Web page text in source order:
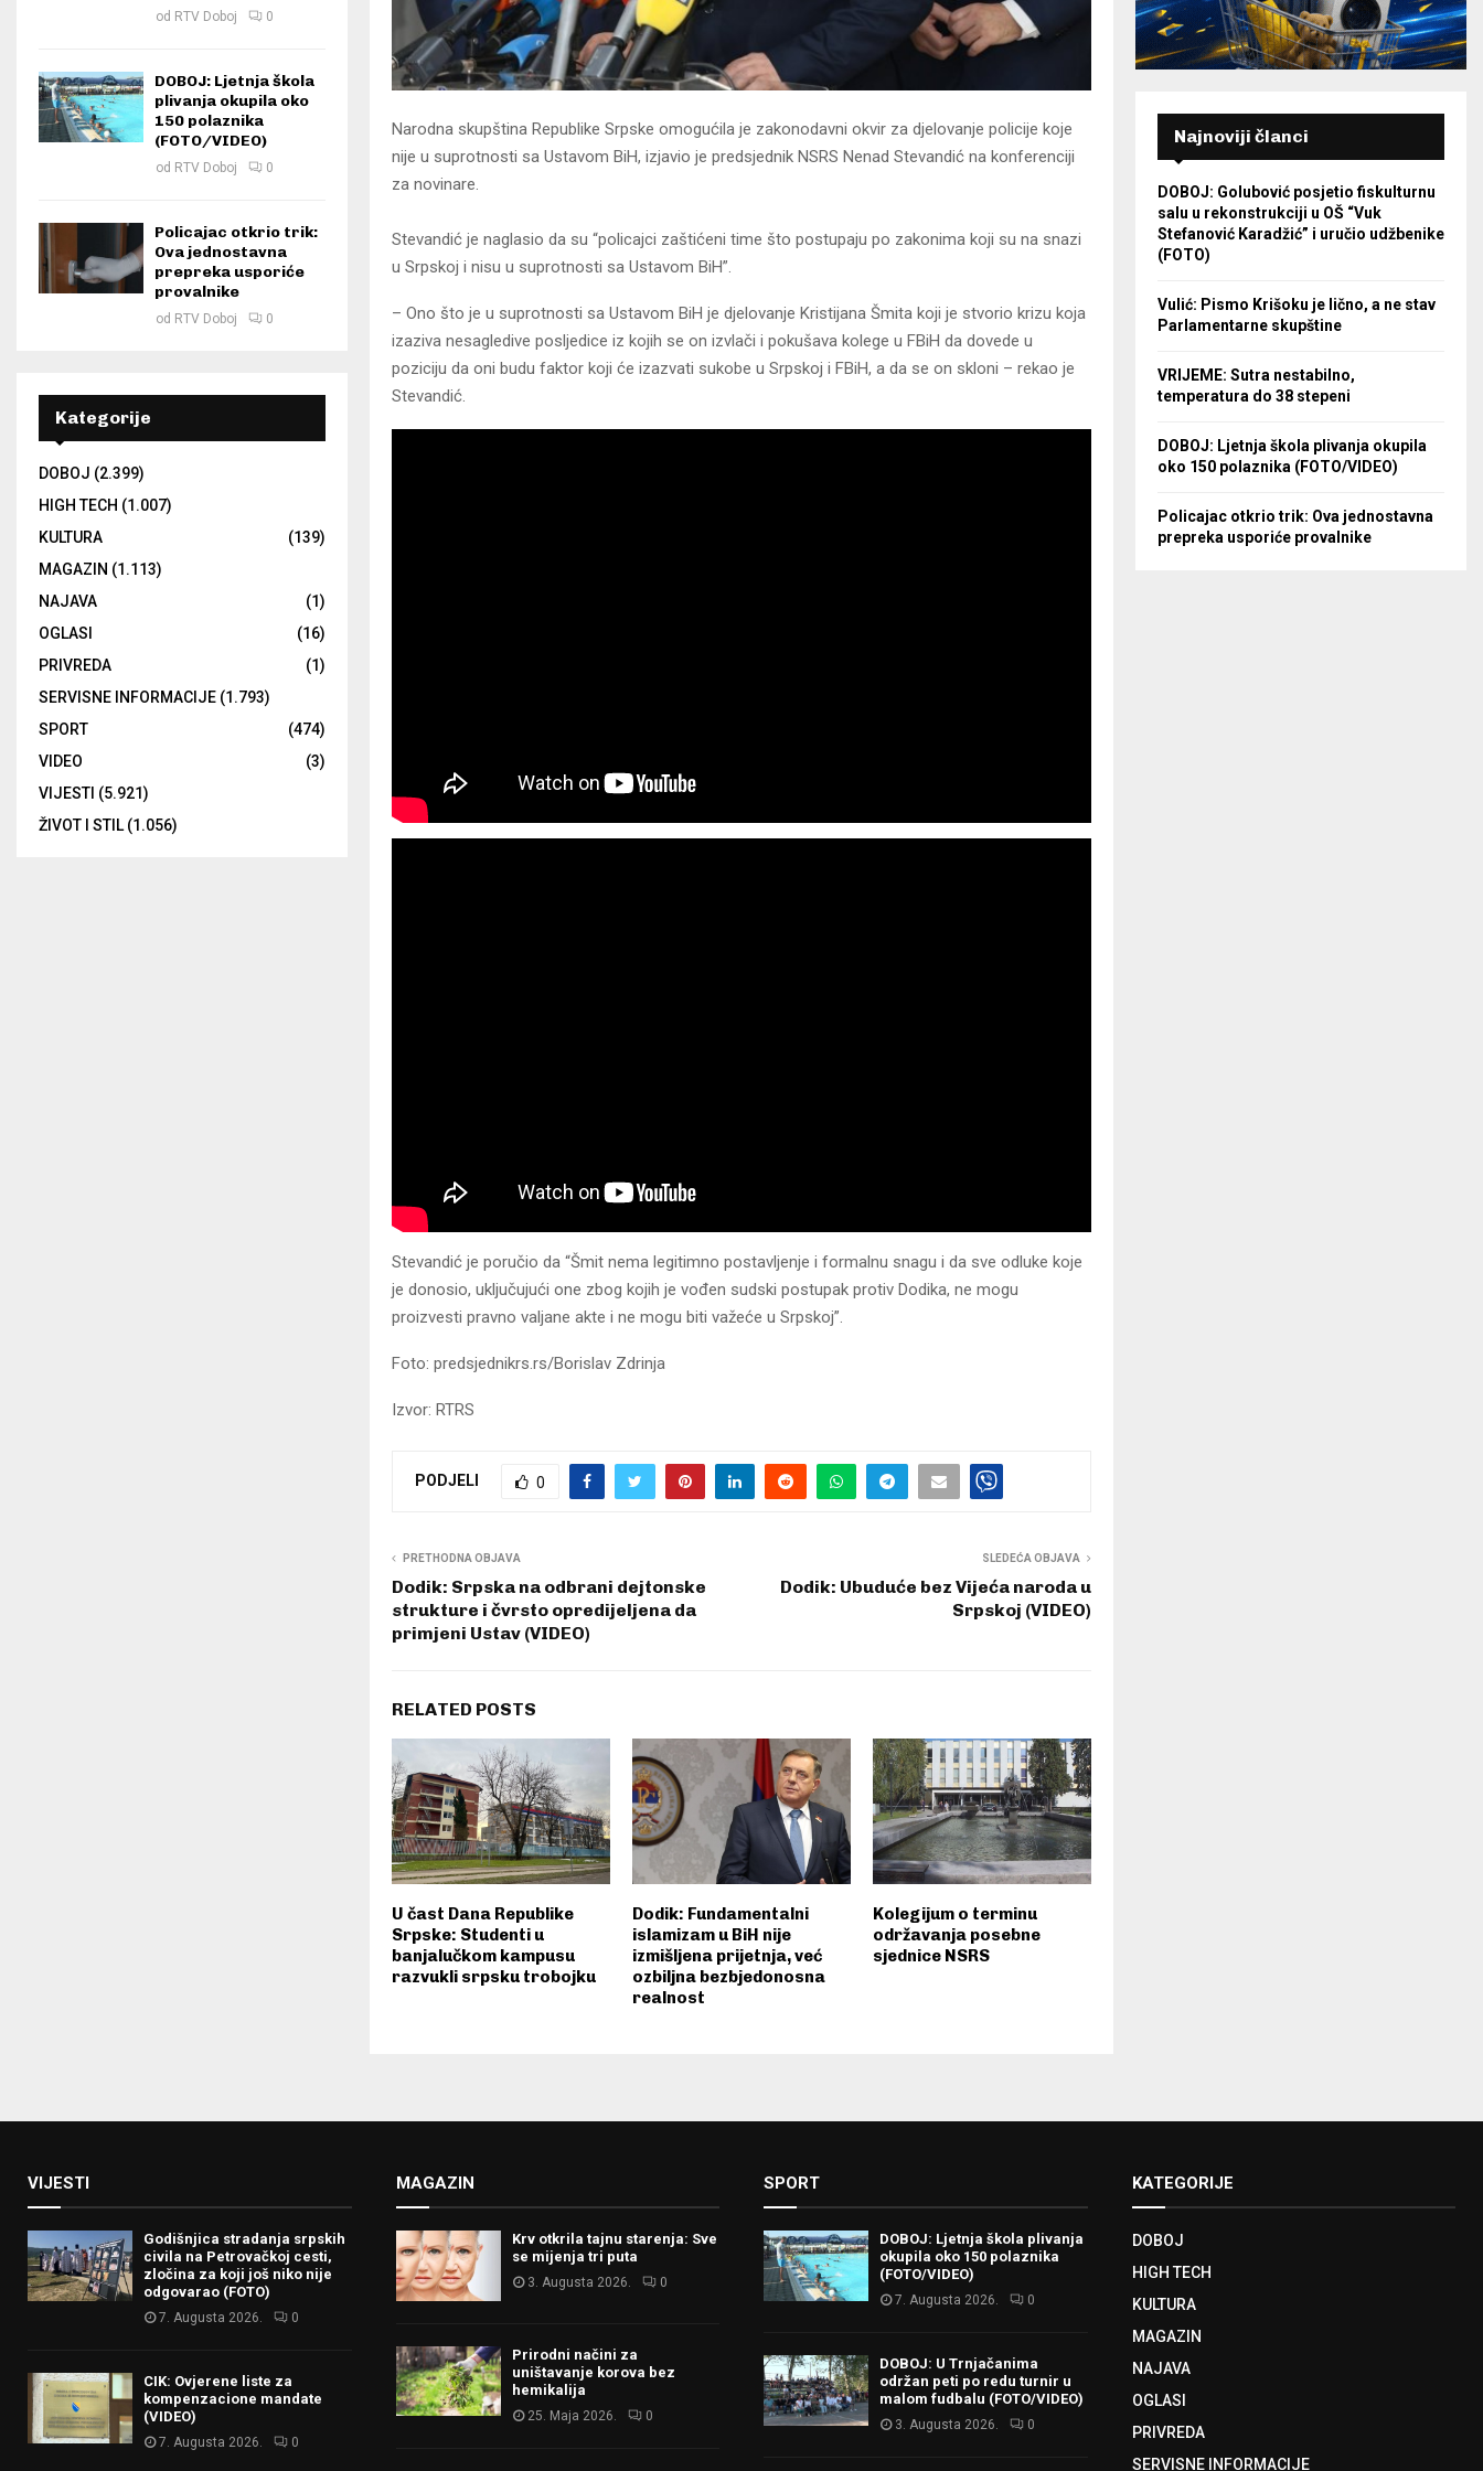
Narodna skupština Republike Srpske omogućila je zakonodavni okvir za djelovanje policije koje
nije u suprotnosti sa Ustavom BiH, izjavio je predsjednik NSRS Nenad Stevandić na konferenciji
za novinare.
Stevandić je naglasio da su “policajci zaštićeni time što postupaju po zakonima koji su na snazi
u Srpskoj i nisu u suprotnosti sa Ustavom BiH”.
– Ono što je u suprotnosti sa Ustavom BiH je djelovanje Kristijana Šmita koji je stvorio krizu koja
izaziva nesagledive posljedice iz kojih se on izvlači i pokušava kolege u FBiH da dovede u
poziciju da oni budu faktor koji će izazvati sukobe u Srpskoj i FBiH, a da se on skloni – rekao je
Stevandić.
Stevandić je poručio da “Šmit nema legitimno postavljenje i formalnu snagu i da sve odluke koje
je donosio, uključujući one zbog kojih je vođen sudski postupak protiv Dodika, ne mogu
proizvesti pravno valjane akte i ne mogu biti važeće u Srpskoj”.
Foto: predsjednikrs.rs/Borislav Zdrinja
Izvor: RTRS
PODJELI 0
PRETHODNA OBJAVA
Dodik: Srpska na odbrani dejtonske
strukture i čvrsto opredijeljena da
primjeni Ustav (VIDEO)
SLEDEĆA OBJAVA
Dodik: Ubuduće bez Vijeća naroda u
Srpskoj (VIDEO)
RELATED POSTS
U čast Dana Republike
Srpske: Studenti u
banjalučkom kampusu
razvukli srpsku trobojku
Dodik: Fundamentalni
islamizam u BiH nije
izmišljena prijetnja, već
ozbiljna bezbjedonosna
realnost
Kolegijum o terminu
održavanja posebne
sjednice NSRS
od RTV Doboj 0
DOBOJ: Ljetnja škola
plivanja okupila oko
150 polaznika
(FOTO/VIDEO)
od RTV Doboj 0
Policajac otkrio trik:
Ova jednostavna
prepreka usporiće
provalnike
od RTV Doboj 0
Kategorije
DOBOJ (2.399)
HIGH TECH (1.007)
KULTURA
(139)
MAGAZIN (1.113)
NAJAVA
(1)
OGLASI
(16)
PRIVREDA
(1)
SERVISNE INFORMACIJE (1.793)
SPORT
(474)
VIDEO
(3)
VIJESTI (5.921)
ŽIVOT I STIL(1.056)
Najnoviji članci
DOBOJ: Golubović posjetio fiskulturnu
salu u rekonstrukciji u OŠ “Vuk
Stefanović Karadžić” i uručio udžbenike
(FOTO)
Vulić: Pismo Krišoku je lično, a ne stav
Parlamentarne skupštine
VRIJEME: Sutra nestabilno,
temperatura do 38 stepeni
DOBOJ: Ljetnja škola plivanja okupila
oko 150 polaznika (FOTO/VIDEO)
Policajac otkrio trik: Ova jednostavna
prepreka usporiće provalnike
VIJESTI
Godišnjica stradanja srpskih
civila na Petrovačkoj cesti,
zločina za koji još niko nije
odgovarao (FOTO)
7. Augusta 2026. 0
CIK: Ovjerene liste za
kompenzacione mandate
(VIDEO)
7. Augusta 2026. 0
MAGAZIN
Krv otkrila tajnu starenja: Sve
se mijenja tri puta
3. Augusta 2026. 0
Prirodni načini za
uništavanje korova bez
hemikalija
25. Maja 2026. 0
SPORT
DOBOJ: Ljetnja škola plivanja
okupila oko 150 polaznika
(FOTO/VIDEO)
7. Augusta 2026. 0
DOBOJ: U Trnjačanima
održan peti po redu turnir u
malom fudbalu (FOTO/VIDEO)
3. Augusta 2026. 0
KATEGORIJE
DOBOJ
HIGH TECH
KULTURA
MAGAZIN
NAJAVA
OGLASI
PRIVREDA
SERVISNE INFORMACIJE